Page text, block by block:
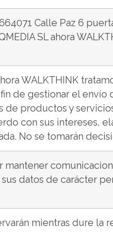
Calle Paz 6
SL ahora
WALKTHINK
de gestionar el
de productos y
con sus intereses,
No se tomarán
mantener
datos de carácter
mientras dure la